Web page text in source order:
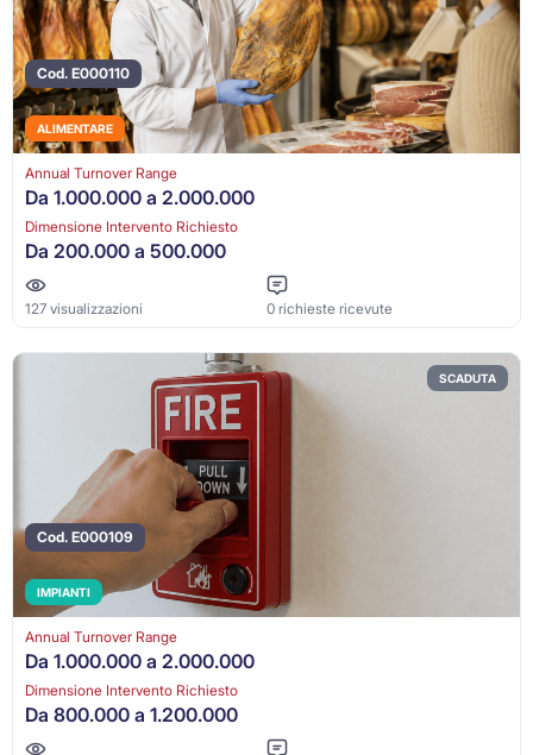
Cod. E000110
ALIMENTARE
Annual Turnover Range
Da 1.000.000 a 2.000.000
Dimensione Intervento Richiesto
Da 200.000 a 500.000
127 visualizzazioni 0 richieste ricevute
SCADUTA
Cod. E000109
IMPIANTI
Annual Turnover Range
Da 1.000.000 a 2.000.000
Dimensione Intervento Richiesto
Da 800.000 a 1.200.000